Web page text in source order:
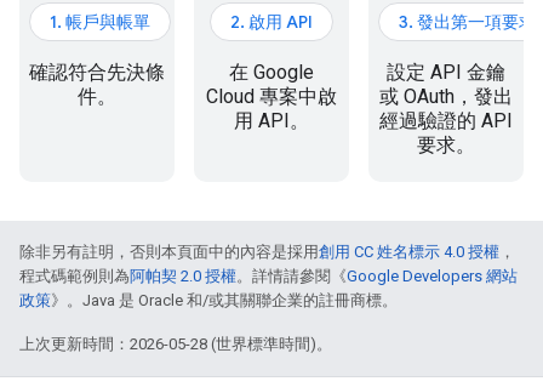
1. 帳戶與帳單
確認符合先決條
件。
2. 啟用 API
在 Google
Cloud 專案中啟
用 API。
3. 發出第一項要求
設定 API 金鑰
或 OAuth，發出
經過驗證的 API
要求。
除非另有註明，否則本頁面中的內容是採用創用 CC 姓名標示 4.0 授權 ，
程式碼範例則為阿帕契 2.0 授權。詳情請參閱《Google Developers 網站
政策》。Java 是 Oracle 和/或其關聯企業的註冊商標。
上次更新時間：2026-05-28 (世界標準時間)。